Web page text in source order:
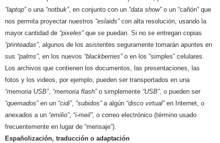
“laptop”o una “notbuk”, en conjunto con un “data show”o un “cañón” que
nos permita proyectar nuestros “eslaids”con alta resolución, usando la
mayor cantidad de “pixeles”que se puedan. Si no se entregan copias
“printeadas”, algunos de los asistentes seguramente tomarán apuntes en
sus “palms”, en los nuevos “blackberries”o en los “simples” celulares.
Los archivos que contienen los documentos, las presentaciones, las
fotos y los videos, por ejemplo, pueden ser transportados en una
“memoria USB”, “memoria flash”o simplemente “USB”, o pueden ser
“quemados”en un “cidi”, “subidos”a algún “disco virtual”en Internet, o
anexados a un “emilio”, “i-meil”, o correo electrónico (término usado
frecuentemente en lugar de “mensaje”).
Españolización, traducción o adaptación